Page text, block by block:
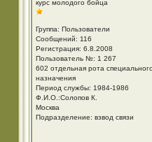
курс молодого бойца
Группа: Пользователи
Сообщений: 116
Регистрация: 6.8.2008
Пользователь №: 1 267
602 отдельная рота специального
назначения
Период службы: 1984-1986
Ф.И.О.:Солопов К.
Москва
Подразделение: взвод связи